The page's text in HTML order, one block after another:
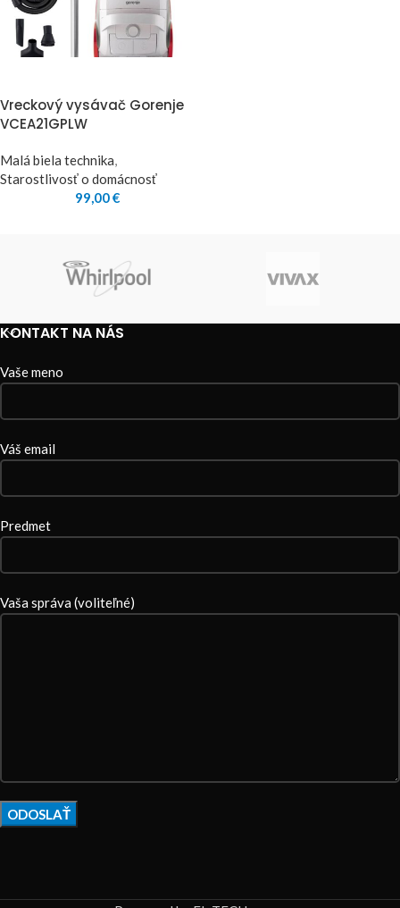
Vreckový vysávač Gorenje
VCEA21GPLW
Malá biela technika,
Starostlivosť o domácnosť
99,00€
KONTAKT NA NÁS
Vaše meno
Váš email
Predmet
Vaša správa (voliteľné)